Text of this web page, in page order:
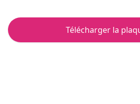
Télécharger la